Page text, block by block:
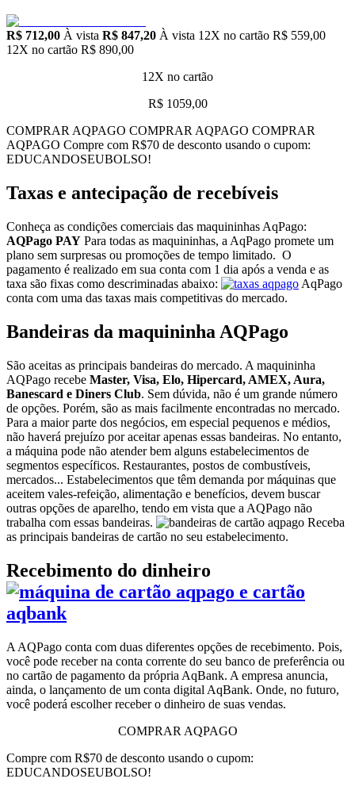
R$ 712,00 À vista R$ 847,20 À vista 12X no cartão R$ 559,00
12X no cartão R$ 890,00
12X no cartão
R$ 1059,00
COMPRAR AQPAGO COMPRAR AQPAGO COMPRAR
AQPAGO Compre com R$70 de desconto usando o cupom:
EDUCANDOSEUBOLSO!
Taxas e antecipação de recebíveis
Conheça as condições comerciais das maquininhas AqPago:
AQPago PAY Para todas as maquininhas, a AqPago promete um
plano sem surpresas ou promoções de tempo limitado. O
pagamento é realizado em sua conta com 1 dia após a venda e as
taxa são fixas como descriminadas abaixo:
AqPago
conta com uma das taxas mais competitivas do mercado.
Bandeiras da maquininha AQPago
São aceitas as principais bandeiras do mercado. A maquininha
AQPago recebe Master, Visa, Elo, Hipercard, AMEX, Aura,
Banescard e Diners Club. Sem dúvida, não é um grande número
de opções. Porém, são as mais facilmente encontradas no mercado.
Para a maior parte dos negócios, em especial pequenos e médios,
não haverá prejuízo por aceitar apenas essas bandeiras. No entanto,
a máquina pode não atender bem alguns estabelecimentos de
segmentos específicos. Restaurantes, postos de combustíveis,
mercados... Estabelecimentos que têm demanda por máquinas que
aceitem vales-refeição, alimentação e benefícios, devem buscar
outras opções de aparelho, tendo em vista que a AQPago não
trabalha com essas bandeiras.
Receba
as principais bandeiras de cartão no seu estabelecimento.
Recebimento do dinheiro
A AQPago conta com duas diferentes opções de recebimento. Pois,
você pode receber na conta corrente do seu banco de preferência ou
no cartão de pagamento da própria AqBank. A empresa anuncia,
ainda, o lançamento de um conta digital AqBank. Onde, no futuro,
você poderá escolher receber o dinheiro de suas vendas.
COMPRAR AQPAGO
Compre com R$70 de desconto usando o cupom:
EDUCANDOSEUBOLSO!